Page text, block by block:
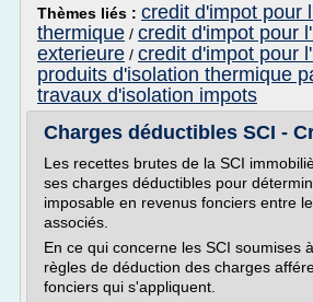
Thèmes liés : credit d'impot pour
thermique / credit d'impot pour
exterieure / credit d'impot pour
produits d'isolation thermique
travaux d'isolation impots
Charges déductibles SCI -
Les recettes brutes de la SCI
ses charges déductibles pour
imposable en revenus fonciers entre
associés.
En ce qui concerne les SCI soumises
règles de déduction des charges
fonciers qui s'appliquent.